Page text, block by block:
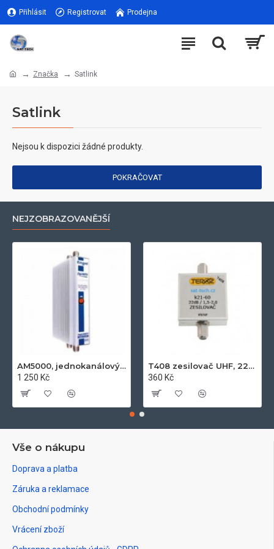
Přihlásit Registrovat Prodejna
Značka Satlink
Satlink
Nejsou k dispozici žádné produkty.
POKRAČOVAT
NEJZOBRAZOVANĚJŠÍ
AM5000, jednokanálový zesilovač UHF k21-k60, 50dB, 122dB
1 250 Kč
T408 zesilovač UHF, 22dB
360 Kč
Vše o nákupu
Doprava a platba
Záruka a reklamace
Obchodní podmínky
Vrácení zboží